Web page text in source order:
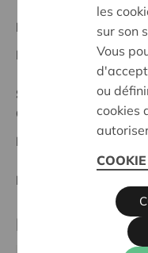
Projet régional
Date de début:20/
Statut:
Oostende
Date de décision:
Décision:
Partenaire
les
sur son
Vous
ou
cookies